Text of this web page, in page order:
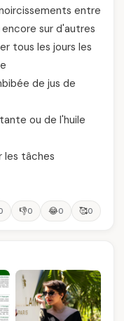
entre
sur d'autres
tous les jours les
de jus de
ou de l'huile
les tâches
👎0 😂0 🥰0